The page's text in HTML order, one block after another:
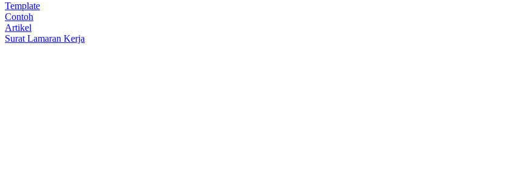
Template
Contoh
Artikel
Surat Lamaran Kerja